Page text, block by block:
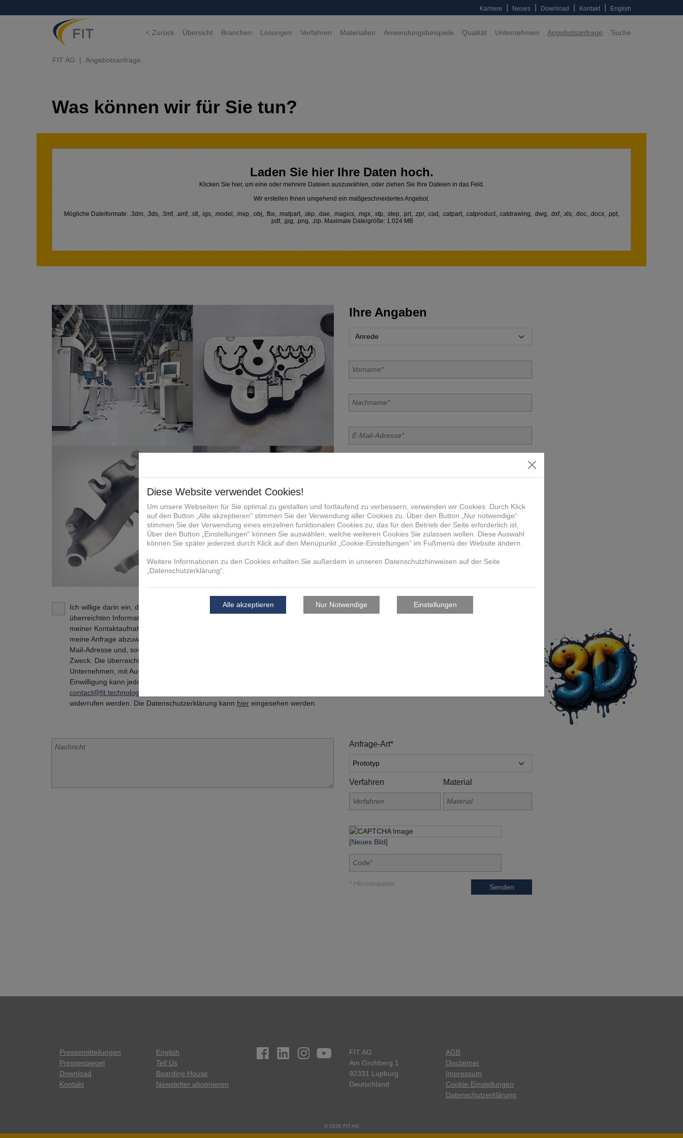
Karriere Neues Download Kontakt English
< Zurück Übersicht Branchen Lösungen Verfahren Materialien Anwendungsbeispiele Qualität Unternehmen Angebotsanfrage Suche
FIT AG Angebotsanfrage
Was können wir für Sie tun?
Laden Sie hier Ihre Daten hoch.
Klicken Sie hier, um eine oder mehrere Dateien auszuwählen, oder ziehen Sie Ihre Dateien in das Feld.
Wir erstellen Ihnen umgehend ein maßgeschneidertes Angebot.
Mögliche Dateiformate: .3dm, .3ds, .3mf, .amf, .stl, .igs, .model, .mxp, .obj, .fbx, .matpart, .skp, .dae, .magics, .mgx, .stp, .step, .prt, .zpr, .cad, .catpart, .catproduct, .catdrawing, .dwg, .dxf, .xls, .doc, .docx, .ppt,
.pdf, .jpg, .png, .zip. Maximale Dateigröße: 1.024 MB
Ich willige darin ein, dass die FIT Additive Manufacturing Group die von mir
überreichten Informationen und Kontaktdaten dazu verwendet, mit mir anlässlich
meiner Kontaktaufnahme in Verbindung zu treten, hierüber zu kommunizieren und
meine Anfrage abzuwickeln. Dies gilt insbesondere für die Verwendung der E-
Mail-Adresse und, soweit zutreffend, der Telefonnummer zum vorgenannten
Zweck. Die überreichten Informationen und Kontaktdaten werden nicht an andere
Unternehmen, mit Ausnahme der verbundenen Unternehmen, weitergegeben. Die
Einwilligung kann jederzeit mit Wirkung für die Zukunft per E-Mail an
contact@fit.technology
widerrufen werden. Die Datenschutzerklärung kann hier eingesehen werden.
Ihre Angaben
Anfrage-Art*
Verfahren Material
[Neues Bild]
* Pflichtangaben Senden
Pressemitteilungen
Pressespiegel
Download
Kontakt
English
Tell Us
Boarding House
Newsletter abonnieren
FIT AG
Am Grohberg 1
92331 Lupburg
Deutschland
AGB
Disclaimer
Impressum
Cookie-Einstellungen
Datenschutzerklärung
© 2026 FIT AG